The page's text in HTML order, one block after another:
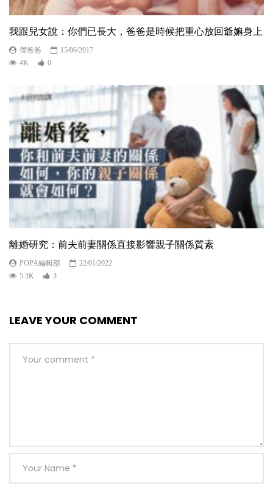
我跟兒女說：你們已長大，爸爸是時候把重心放回爺嫲身上
傑爸爸
15/06/2017
4K
0
離婚研究：前夫前妻關係直接影響親子關係質素
POPA編輯部
22/01/2022
5.3K
3
LEAVE YOUR COMMENT